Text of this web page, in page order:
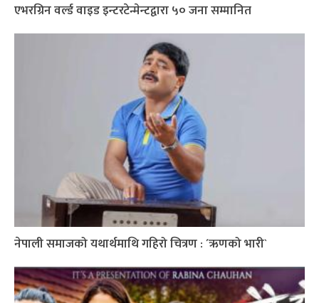
एभरग्रिन वर्ल्ड वाइड इन्टरटेन्मेन्टद्वारा ५० जना सम्मानित
नेपाली समाजको यथार्थमाथि गहिरो चित्रण : ´ऋणको भारी`